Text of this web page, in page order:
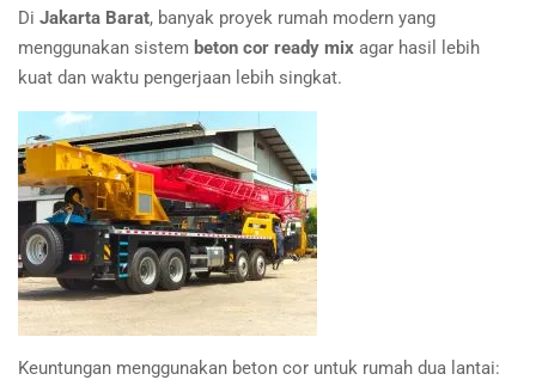
Di Jakarta Barat, banyak proyek rumah modern yang
menggunakan sistem beton cor ready mix agar hasil lebih
kuat dan waktu pengerjaan lebih singkat.
Keuntungan menggunakan beton cor untuk rumah dua lantai: